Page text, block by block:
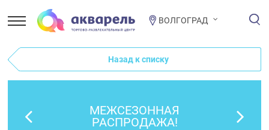
ВОЛГОГРАД
Назад к списку
МЕЖСЕЗОННАЯ
РАСПРОДАЖА!